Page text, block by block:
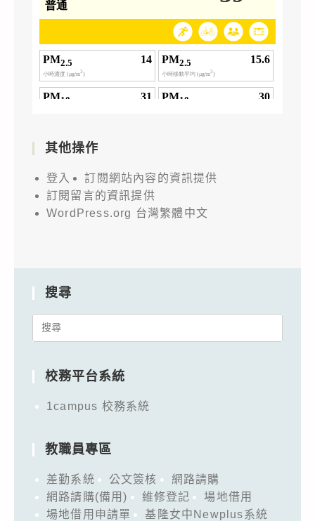
其他操作
登入
訂閱網站內容的資訊提供
訂閱留言的資訊提供
WordPress.org 台灣繁體中文
搜尋
Search
校務平台系統
1campus 校務系統
教職員專區
差勤系統 公文簽核
網路請購
網路請購(備用)
維修登記
場地借用
場地借用申請單
基隆女中Newplus系統